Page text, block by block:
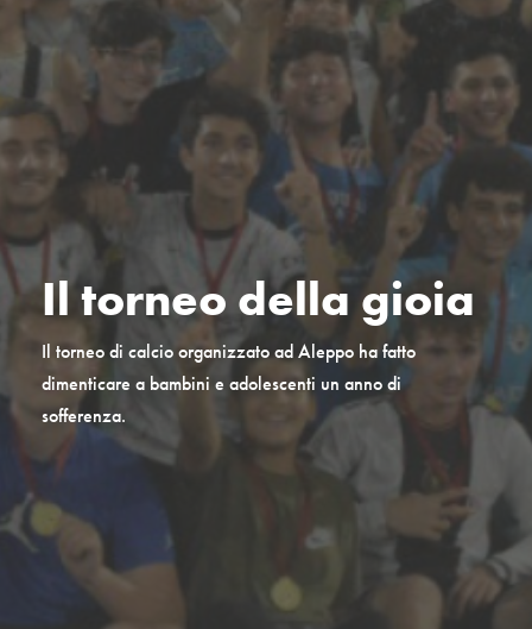
Il torneo della gioia
Il torneo di calcio organizzato ad Aleppo ha fatto
dimenticare a bambini e adolescenti un anno di
sofferenza.